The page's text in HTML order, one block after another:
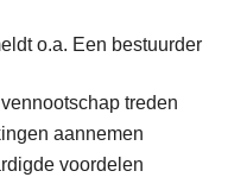
o.a. Een bestuurder
treden
aannemen
voordelen